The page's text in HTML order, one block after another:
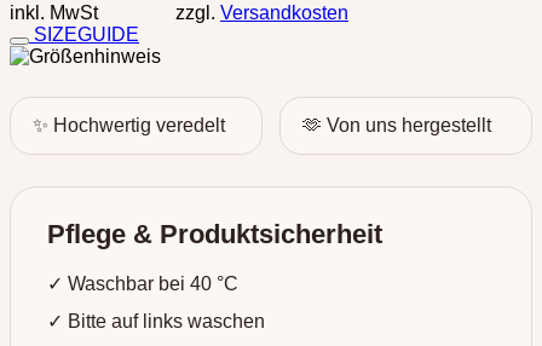
inkl. MwSt zzgl. Versandkosten
SIZEGUIDE
✨ Hochwertig veredelt 🫶 Von uns hergestellt
Pflege & Produktsicherheit
✓ Waschbar bei 40 °C
✓ Bitte auf links waschen